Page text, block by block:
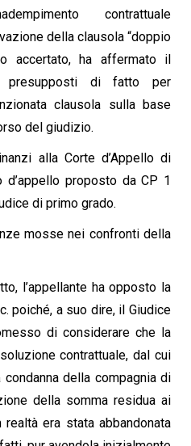
contrattuale
della clausola “doppio
accertato, ha affermato il
presupposti di fatto per
clausola sulla base
del giudizio.
alla Corte d’Appello di
d’appello proposto da CP 1
di primo grado.
mosse nei confronti della
l’appellante ha opposto la
poiché, a suo dire, il Giudice
di considerare che la
contrattuale, dal cui
della compagnia di
della somma residua ai
realtà era stata abbandonata